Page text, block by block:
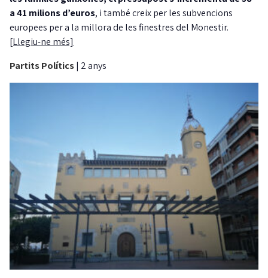
a 41 milions d’euros, i també creix per les subvencions
europees per a la millora de les finestres del Monestir.
[Llegiu-ne més]
Partits Polítics| 2 anys